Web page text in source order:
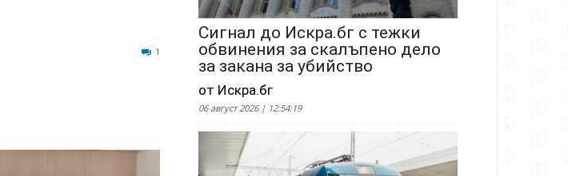
1
Сигнал до Искра.бг с тежки
обвинения за скалъпено дело
за закана за убийство
от Искра.бг
06 август 2026 | 12:54:19